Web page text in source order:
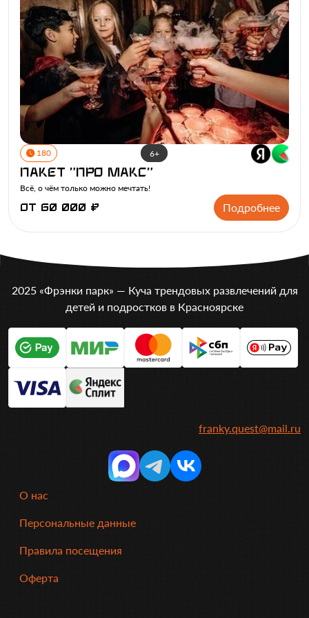
180 6+
Пакет "ПРО МАКС"
Всё, о чём только можно мечтать!
от 60 000 ₽ Подробнее
2025 «Фрэнки парк» — Куча трендовых развлечений для
детей и подростков в Красноярске
franky.quest@mail.ru
О нас
Персональные данные
Правила посещения
Оферта